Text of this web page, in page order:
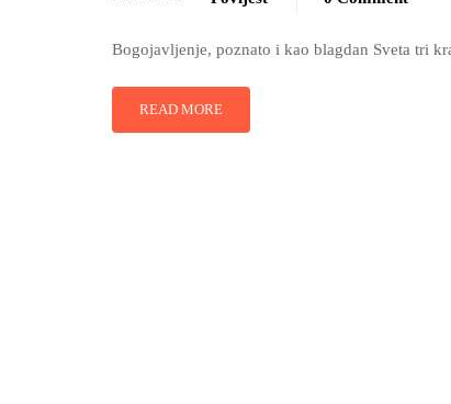
Bogojavljenje, poznato i kao blagdan Sveta tri
READ MORE